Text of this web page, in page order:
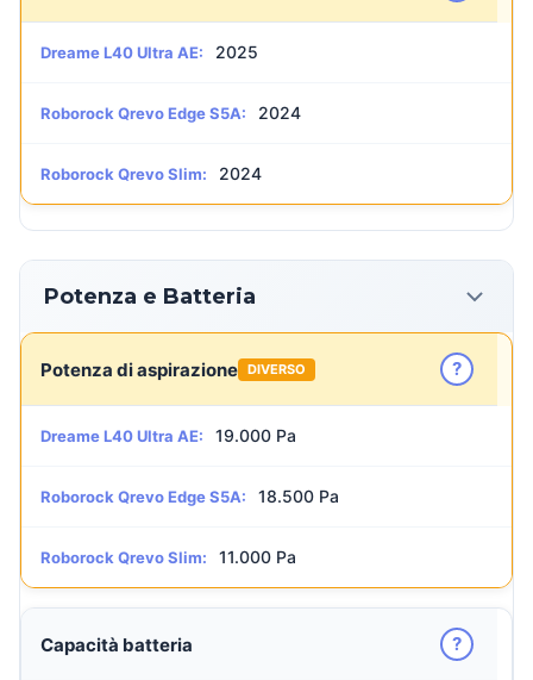
Dreame L40 Ultra AE: 2025
Roborock Qrevo Edge S5A: 2024
Roborock Qrevo Slim: 2024
Potenza e Batteria
Potenza di aspirazione DIVERSO ?
Dreame L40 Ultra AE: 19.000 Pa
Roborock Qrevo Edge S5A: 18.500 Pa
Roborock Qrevo Slim: 11.000 Pa
Capacità batteria ?